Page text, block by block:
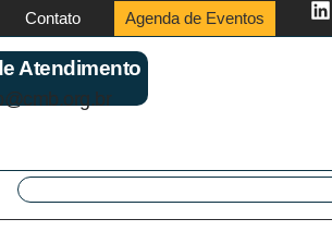
Contato Agenda de Eventos
Atendimento